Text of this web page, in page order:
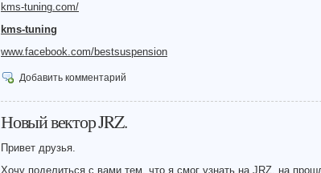
kms-tuning.com/
kms-tuning
www.facebook.com/bestsuspension
Добавить комментарий
Новый вектор JRZ.
Привет друзья.
Хочу поделиться с вами тем, что я смог узнать на JRZ, на